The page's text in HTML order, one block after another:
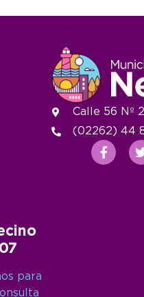
para
Calle 56 Nº
(02262) 44